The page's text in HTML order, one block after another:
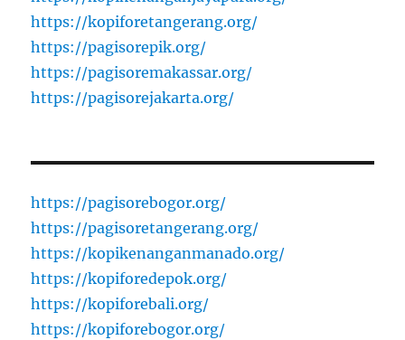
https://kopiforetangerang.org/
https://pagisorepik.org/
https://pagisoremakassar.org/
https://pagisorejakarta.org/
https://pagisorebogor.org/
https://pagisoretangerang.org/
https://kopikenanganmanado.org/
https://kopiforedepok.org/
https://kopiforebali.org/
https://kopiforebogor.org/